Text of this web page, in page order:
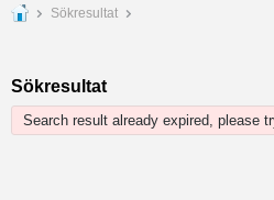
Sökresultat
Sökresultat
Search result already expired, please